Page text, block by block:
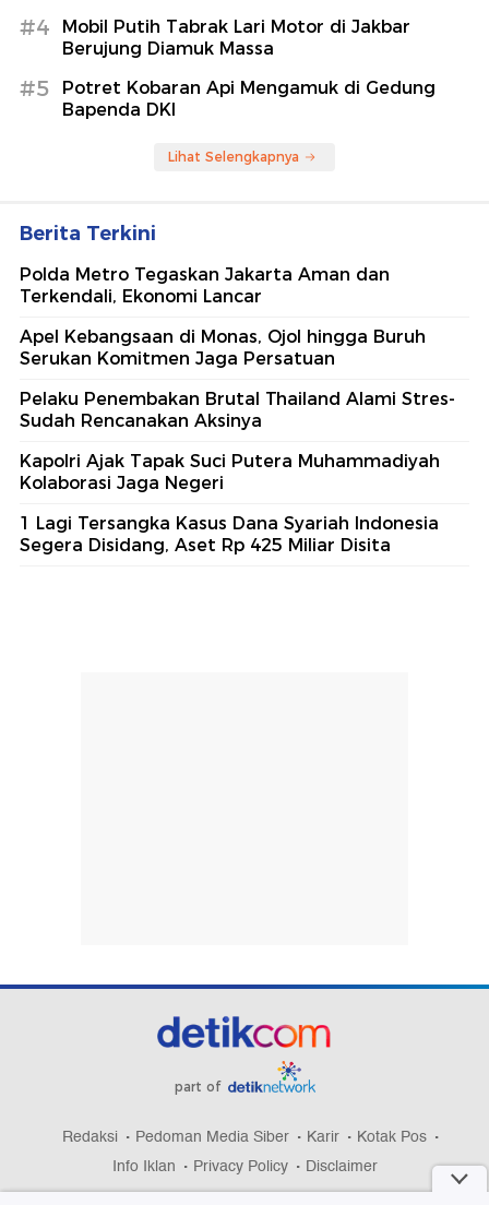
#4
Mobil Putih Tabrak Lari Motor di Jakbar
Berujung Diamuk Massa
#5
Potret Kobaran Api Mengamuk di Gedung
Bapenda DKI
Lihat Selengkapnya
Berita Terkini
Polda Metro Tegaskan Jakarta Aman dan
Terkendali, Ekonomi Lancar
Apel Kebangsaan di Monas, Ojol hingga Buruh
Serukan Komitmen Jaga Persatuan
Pelaku Penembakan Brutal Thailand Alami Stres-
Sudah Rencanakan Aksinya
Kapolri Ajak Tapak Suci Putera Muhammadiyah
Kolaborasi Jaga Negeri
1 Lagi Tersangka Kasus Dana Syariah Indonesia
Segera Disidang, Aset Rp 425 Miliar Disita
part of
Redaksi Pedoman Media Siber Karir
Kotak Pos
Info Iklan
Privacy Policy Disclaimer